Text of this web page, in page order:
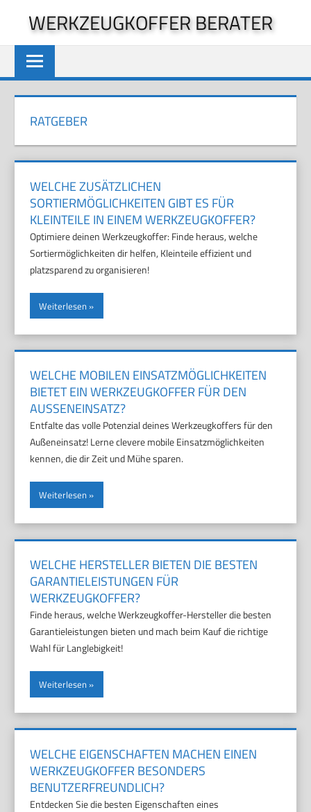
springen
WERKZEUGKOFFER BERATER
RATGEBER
WELCHE ZUSÄTZLICHEN
SORTIERMÖGLICHKEITEN GIBT ES FÜR
KLEINTEILE IN EINEM WERKZEUGKOFFER?
Optimiere deinen Werkzeugkoffer: Finde heraus, welche
Sortiermöglichkeiten dir helfen, Kleinteile effizient und
platzsparend zu organisieren!
Weiterlesen
WELCHE MOBILEN EINSATZMÖGLICHKEITEN
BIETET EIN WERKZEUGKOFFER FÜR DEN
AUSSENEINSATZ?
Entfalte das volle Potenzial deines Werkzeugkoffers für den
Außeneinsatz! Lerne clevere mobile Einsatzmöglichkeiten
kennen, die dir Zeit und Mühe sparen.
Weiterlesen
WELCHE HERSTELLER BIETEN DIE BESTEN
GARANTIELEISTUNGEN FÜR
WERKZEUGKOFFER?
Finde heraus, welche Werkzeugkoffer-Hersteller die besten
Garantieleistungen bieten und mach beim Kauf die richtige
Wahl für Langlebigkeit!
Weiterlesen
WELCHE EIGENSCHAFTEN MACHEN EINEN
WERKZEUGKOFFER BESONDERS
BENUTZERFREUNDLICH?
Entdecken Sie die besten Eigenschaften eines